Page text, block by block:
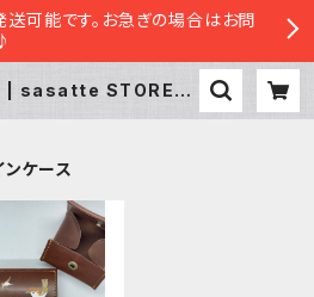
可能です。お急ぎの場合はお問
| sasatte STORE|さ
ンケース